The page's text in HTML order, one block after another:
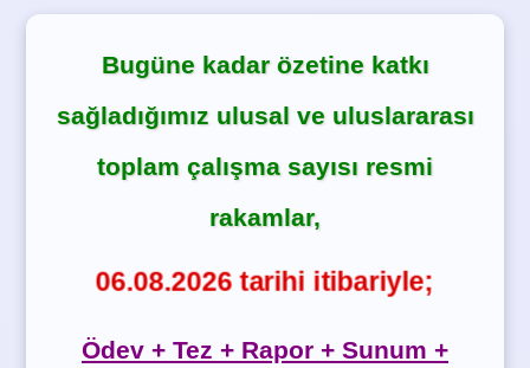
Bugüne kadar özetine katkı
sağladığımız ulusal ve uluslararası
toplam çalışma sayısı resmi
rakamlar,
06.08.2026 tarihi itibariyle;
Ödev + Tez + Rapor + Sunum +